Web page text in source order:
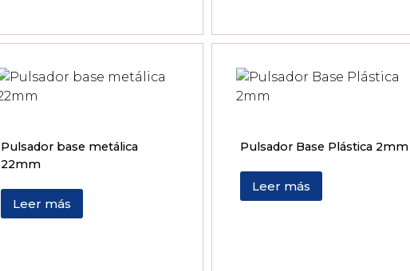
Pulsador base metálica
22mm
Leer más
Pulsador Base Plástica 2mm
Leer más